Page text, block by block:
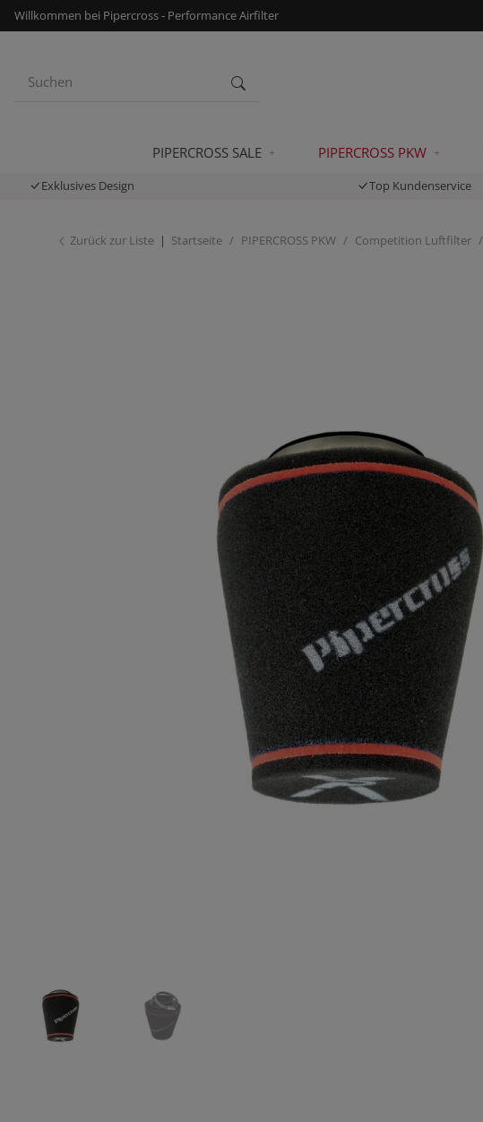
Willkommen bei Pipercross - Performance Airfilter
PIPERCROSS SALE PIPERCROSS PKW
Exklusives Design Top Kundenservice
Zurück zur Liste Startseite PIPERCROSS PKW Competition Luftfilter